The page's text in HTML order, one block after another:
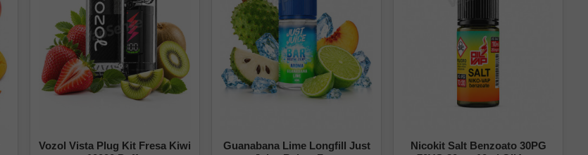
Vozol Vista Plug Kit Fresa Kiwi
Guanabana Lime Longfill Just
Nicokit Salt Benzoato 30PG